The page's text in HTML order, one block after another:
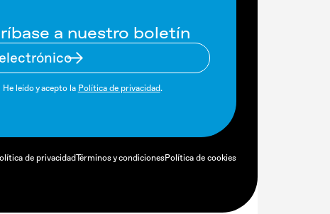
a nuestro boletín
He leído y acepto la Política de privacidad.
de privacidadTérminos y condicionesPolítica de cookies